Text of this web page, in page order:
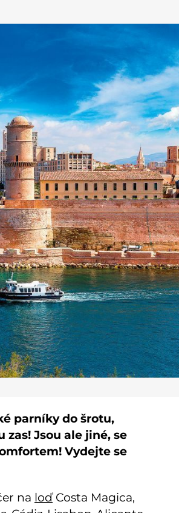
parníky do šrotu,
Jsou ale jiné, se
Vydejte se
na loďCosta Magica,